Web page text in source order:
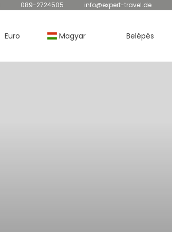
089-2724505 info@expert-travel.de
Euro Magyar Belépés